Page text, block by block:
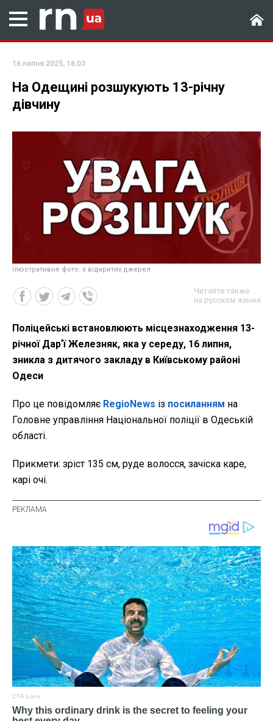
16 липня 2025, 16:03
На Одещині розшукують 13-річну
дівчину
ілюстративне фото: з відкритих джерел
Читайте также
на русском языке
Поліцейські встановлюють місцезнаходження 13-
річної Дарʼї Железняк, яка у середу, 16 липня,
зникла з дитячого закладу в Київському районі
Одеси
Про це повідомляє RegioNews із посиланням на
Головне управління Національної поліції в Одеській
області.
Прикмети: зріст 135 см, руде волосся, зачіска каре,
карі очі.